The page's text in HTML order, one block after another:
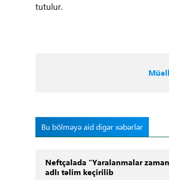
tutulur.
Bu bölməyə aid digər xəbərlər
Neftçalada "Yaralanmalar
adlı təlim keçirilib